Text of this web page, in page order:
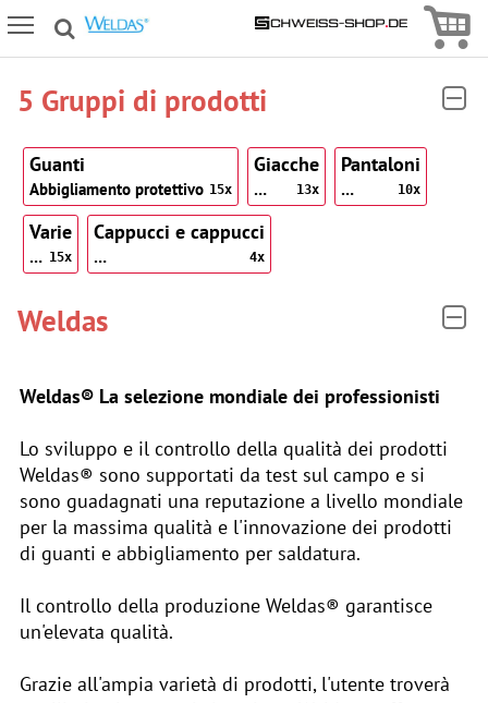
Icon Menu
5 Gruppi di prodotti
Guanti
Abbigliamento protettivo 15x
Giacche
… 13x
Pantaloni
… 10x
Varie
… 15x
Cappucci e cappucci
… 4x
Weldas
Weldas® La selezione mondiale dei professionisti
Lo sviluppo e il controllo della qualità dei prodotti
Weldas® sono supportati da test sul campo e si
sono guadagnati una reputazione a livello mondiale
per la massima qualità e l'innovazione dei prodotti
di guanti e abbigliamento per saldatura.
Il controllo della produzione Weldas® garantisce
un'elevata qualità.
Grazie all'ampia varietà di prodotti, l'utente troverà